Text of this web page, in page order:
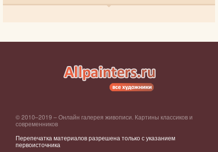
© 2010–2019 – Онлайн галерея живописи. Картины классиков и
современников
Перепечатка материалов разрешена только с указанием
первоисточника